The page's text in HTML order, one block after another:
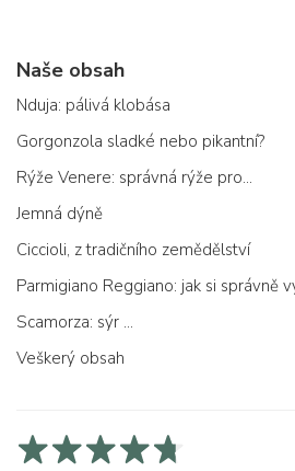
Naše obsah
Nduja: pálivá klobása
Gorgonzola sladké nebo pikantní?
Rýže Venere: správná rýže pro...
Jemná dýně
Ciccioli, z tradičního zemědělství
Scamorza: sýr ...
Veškerý obsah